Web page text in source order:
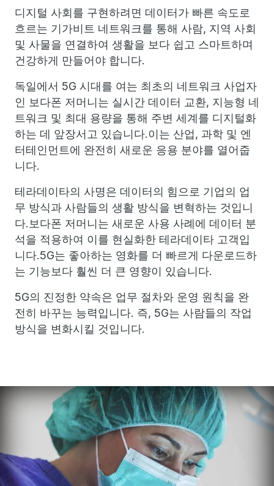
디지털 사회를 구현하려면 데이터가 빠른 속도로
흐르는 기가비트 네트워크를 통해 사람, 지역 사회
및 사물을 연결하여 생활을 보다 쉽고 스마트하며
건강하게 만들어야 합니다.
독일에서 5G 시대를 여는 최초의 네트워크 사업자
인 보다폰 저머니는 실시간 데이터 교환, 지능형 네
트워크 및 최대 용량을 통해 주변 세계를 디지털화
하는 데 앞장서고 있습니다.이는 산업, 과학 및 엔
터테인먼트에 완전히 새로운 응용 분야를 열어줍
니다.
테라데이타의 사명은 데이터의 힘으로 기업의 업
무 방식과 사람들의 생활 방식을 변혁하는 것입니
다.보다폰 저머니는 새로운 사용 사례에 데이터 분
석을 적용하여 이를 현실화한 테라데이타 고객입
니다.5G는 좋아하는 영화를 더 빠르게 다운로드하
는 기능보다 훨씬 더 큰 영향이 있습니다.
5G의 진정한 약속은 업무 절차와 운영 원칙을 완
전히 바꾸는 능력입니다. 즉, 5G는 사람들의 작업
방식을 변화시킬 것입니다.